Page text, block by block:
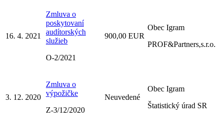
16. 4. 2021
Zmluva o
poskytovaní
audítorských
služieb
O-2/2021
900,00 EUR
Obec Igram
PROF&Partners,s.r.o.
3. 12. 2020
Zmluva o
výpožičke
Z-3/12/2020
Neuvedené
Obec Igram
Štatistický úrad SR